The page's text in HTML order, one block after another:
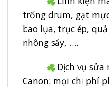
trống drum, gạt
bao lụa, trục ép,
nhông sấy, ….
Dịch vụ sửa
Canon: mọi chi phí